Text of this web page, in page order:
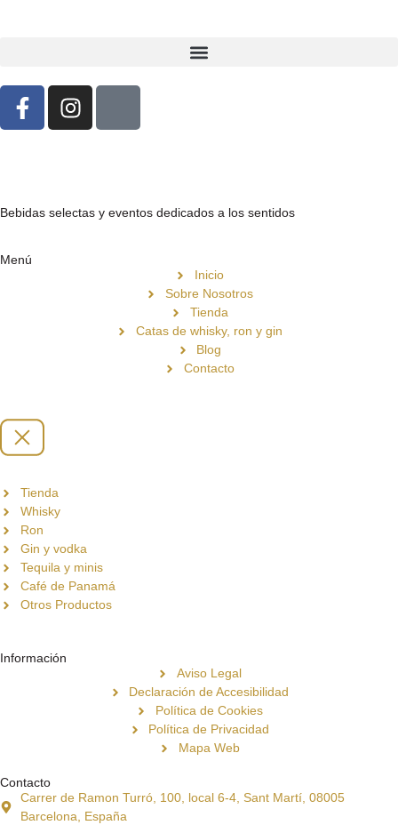
Bebidas selectas y eventos dedicados a los sentidos
Menú
Inicio
Sobre Nosotros
Tienda
Catas de whisky, ron y gin
Blog
Contacto
Tienda
Whisky
Ron
Gin y vodka
Tequila y minis
Café de Panamá
Otros Productos
Información
Aviso Legal
Declaración de Accesibilidad
Política de Cookies
Política de Privacidad
Mapa Web
Contacto
Carrer de Ramon Turró, 100, local 6-4, Sant Martí, 08005
Barcelona, España